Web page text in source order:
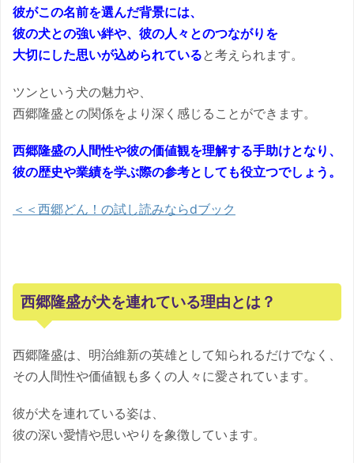
彼がこの名前を選んだ背景には、
彼の犬との強い絆や、彼の人々とのつながりを
大切にした思いが込められていると考えられます。
ツンという犬の魅力や、
西郷隆盛との関係をより深く感じることができます。
西郷隆盛の人間性や彼の価値観を理解する手助けとなり、
彼の歴史や業績を学ぶ際の参考としても役立つでしょう。
＜＜西郷どん！の試し読みならdブック
西郷隆盛が犬を連れている理由とは？
西郷隆盛は、明治維新の英雄として知られるだけでなく、
その人間性や価値観も多くの人々に愛されています。
彼が犬を連れている姿は、
彼の深い愛情や思いやりを象徴しています。